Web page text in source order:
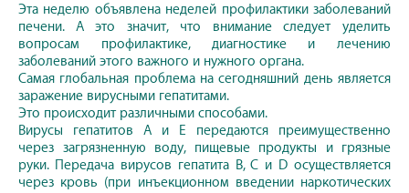
Эта неделю объявлена неделей профилактики заболеваний
печени. А это значит, что внимание следует уделить
вопросам профилактике, диагностике и лечению
заболеваний этого важного и нужного органа.
Самая глобальная проблема на сегодняшний день является
заражение вирусными гепатитами.
Это происходит различными способами.
Вирусы гепатитов A и E передаются преимущественно
через загрязненную воду, пищевые продукты и грязные
руки. Передача вирусов гепатита B, C и D осуществляется
через кровь (при инъекционном введении наркотических